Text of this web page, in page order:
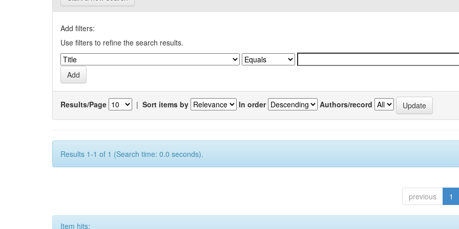
Add filters:
Use filters to refine the search results.
Results/Page | Sort items by In order Authors/record
Results 1-1 of 1 (Search time: 0.0 seconds).
previous 1
Item hits: